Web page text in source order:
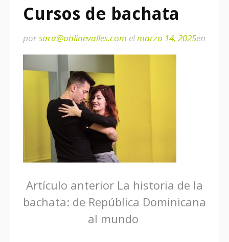
Cursos de bachata
porsara@onlinevalles.com elmarzo 14, 2025en
Seguir
leyendo
Artículo anterior La historia de la
bachata: de República Dominicana
al mundo